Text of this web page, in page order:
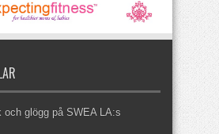
och glögg på SWEA LA:s